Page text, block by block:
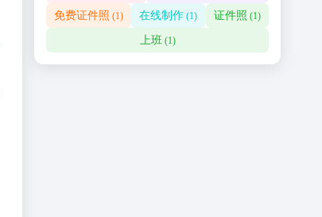
免费证件照 (1) 在线制作 (1) 证件照 (1)
上班 (1)